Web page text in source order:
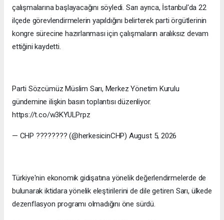
çalışmalarına başlayacağını söyledi. Sarı ayrıca, İstanbul'da 22
ilçede görevlendirmelerin yapıldığını belirterek parti örgütlerinin
kongre sürecine hazırlanması için çalışmaların aralıksız devam
ettiğini kaydetti.
Parti Sözcümüz Müslim Sarı, Merkez Yönetim Kurulu
gündemine ilişkin basın toplantısı düzenliyor.
https://t.co/w3KYULPrpz
— CHP ???????? (@herkesicinCHP) August 5, 2026
Türkiye'nin ekonomik gidişatına yönelik değerlendirmelerde de
bulunarak iktidara yönelik eleştirilerini de dile getiren Sarı, ülkede
dezenflasyon programı olmadığını öne sürdü.